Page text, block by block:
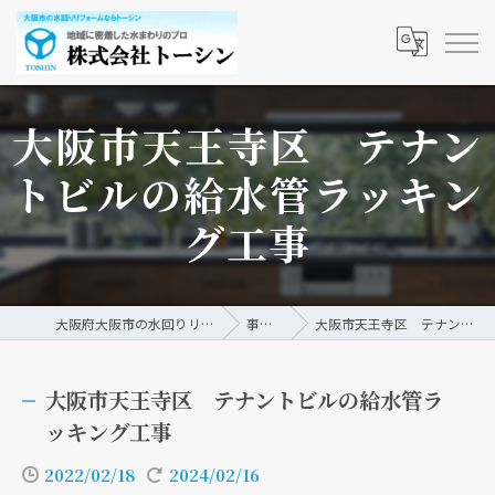
大阪市天王寺区 テナン
トビルの給水管ラッキン
グ工事
大阪府大阪市の水回りリフォームなら株式会社トーシン 事例/ブログ 大阪市天王寺区 テナントビルの給水管ラッキング工事
大阪市天王寺区 テナントビルの給水管ラ
ッキング工事
2022/02/18 2024/02/16